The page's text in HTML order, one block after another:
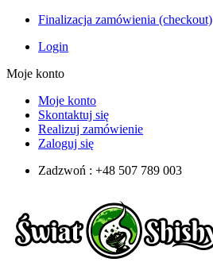
Finalizacja zamówienia (checkout)
Login
Moje konto
Moje konto
Skontaktuj się
Realizuj zamówienie
Zaloguj się
Zadzwoń : +48 507 789 003